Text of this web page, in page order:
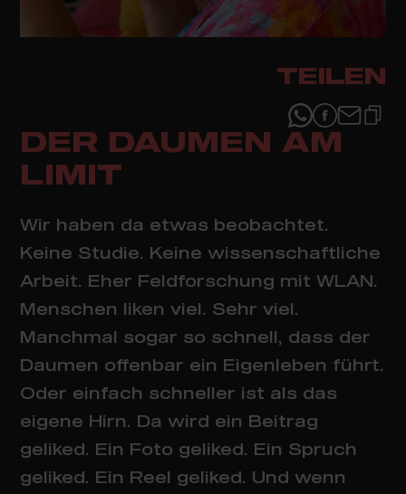
TEILEN
DER DAUMEN AM
LIMIT
Wir haben da etwas beobachtet.
Keine Studie. Keine wissenschaftliche
Arbeit. Eher Feldforschung mit WLAN.
Menschen liken viel. Sehr viel.
Manchmal sogar so schnell, dass der
Daumen offenbar ein Eigenleben führt.
Oder einfach schneller ist als das
eigene Hirn. Da wird ein Beitrag
geliked. Ein Foto geliked. Ein Spruch
geliked. Ein Reel geliked. Und wenn